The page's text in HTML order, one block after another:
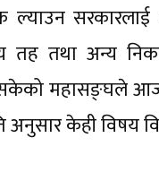
ल्याउन
तह तथा अन्य
महासङ्घले आज
अनुसार केही विषय